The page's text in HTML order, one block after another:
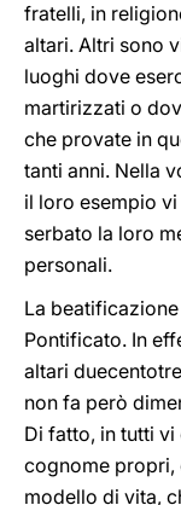
fratelli, in
altari. Altri sono
luoghi dove
martirizzati o
che provate in
tanti anni. Nella
il loro esempio
serbato la loro
personali.
La
Pontificato. In
altari
non fa però
Di fatto, in tutti vi
cognome propri,
modello di vita,